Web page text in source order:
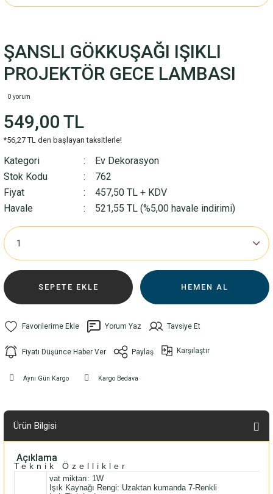
ŞANSLI GÖKKUŞAĞI IŞIKLI
PROJEKTÖR GECE LAMBASI
0 yorum
549,00 TL
*56,27 TL den başlayan taksitlerle!
Kategori
Ev Dekorasyon
Stok Kodu
762
Fiyat
457,50 TL + KDV
Havale
521,55 TL (%5,00 havale indirimi)
SEPETE EKLE HEMEN AL
Yorum Yaz Tavsiye Et
Fiyatı Düşünce Haber Ver Paylaş Karşılaştır
Aynı Gün Kargo Kargo Bedava
Ürün Bilgisi
Açıklama
Teknik Özellikler
vat miktarı: 1W
Işık Kaynağı Rengi: Uzaktan kumanda 7-Renkli